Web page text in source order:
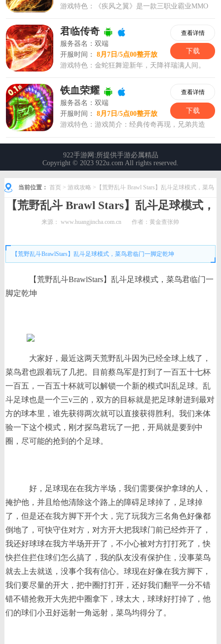
当前位置： 首页 > 游戏攻略 >【荒野乱斗 Brawl Stars】乱斗足球模式，菜鸟
君临门一脚定乾坤
【荒野乱斗 Brawl Stars】乱斗足球模式，
菜鸟君临门一脚定乾坤
来源：www.huangjincha.com.cn 作者：黄金查张帅
【荒野乱斗BrawlStars】乱斗足球模式，菜鸟君临门一脚定乾坤
【荒野乱斗BrawlStars】乱斗足球模式，菜鸟君临门一
脚定乾坤
大家好，最近这两天荒野乱斗因为已经全球上线了，
菜鸟君也跟着玩了几把。目前蔡鸟军是打到了一百五十七杯
一百五，一百五十杯就可以解锁一个新的模式叫乱足球。乱
斗足球也是一个三v三的，双方的目标就是把足球射进到最对
方的球本里，谁先获得两次就可以直接获得胜利。我们来体
验一下这个模式，刚才探鸟君玩了一把，开局就是要到中
圈，尽可能的抢到的个足球。
好，足球现在在我方半场，我们需要保护拿球的人，
掩护他，并且给他清除这个路上的障碍足球掉了，足球掉
了，但是还在我方脚下开个大，完了玩我方三名角色好像都
倒地了，可快守住对方，对方开大把我球门前已经炸开了，
我还好球球在我方半场开开了，不小心被对方打打死了，快
快拦住拦住球们怎么搞了，我的队友没有保护住，没事菜鸟
就去上去就送，没事个我有信心。球现在好像在我方脚下，
我们要尽量的开大，把中圈打打开，还好我们翻平一分不错
错不错抢救开大先把中圈拿下，球太大，球球好打掉了，他
们的球们小丑好远射一角远射，菜鸟均得分了。